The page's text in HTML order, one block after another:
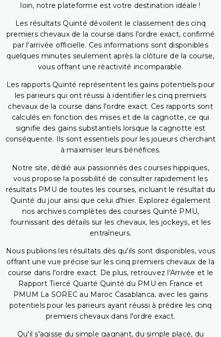
loin, notre plateforme est votre destination idéale !
Les résultats Quinté dévoilent le classement des cinq
premiers chevaux de la course dans l'ordre exact, confirmé
par l'arrivée officielle. Ces informations sont disponibles
quelques minutes seulement après la clôture de la course,
vous offrant une réactivité incomparable.
Les rapports Quinté représentent les gains potentiels pour
les parieurs qui ont réussi à identifier les cinq premiers
chevaux de la course dans l'ordre exact. Ces rapports sont
calculés en fonction des mises et de la cagnotte, ce qui
signifie des gains substantiels lorsque la cagnotte est
conséquente. Ils sont essentiels pour les joueurs cherchant
à maximiser leurs bénéfices.
Notre site, dédié aux passionnés des courses hippiques,
vous propose la possibilité de consulter rapidement les
résultats PMU de toutes les courses, incluant le résultat du
Quinté du jour ainsi que celui d'hier. Explorez également
nos archives complètes des courses Quinté PMU,
fournissant des détails sur les chevaux, les jockeys, et les
entraîneurs.
Nous publions les résultats dès qu'ils sont disponibles, vous
offrant une vue précise sur les cinq premiers chevaux de la
course dans l'ordre exact. De plus, retrouvez l'Arrivée et le
Rapport Tiercé Quarté Quinté du PMU en France et
PMUM La SOREC au Maroc Casablanca, avec les gains
potentiels pour les parieurs ayant réussi à prédire les cinq
premiers chevaux dans l'ordre exact.
Qu'il s'agisse du simple gagnant, du simple placé, du